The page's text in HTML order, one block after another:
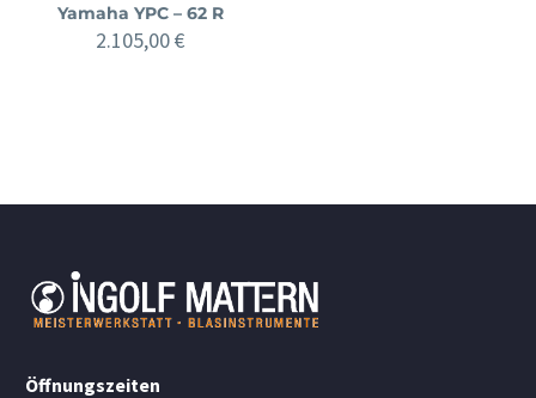
Yamaha YPC – 62 R
2.105,00€
Öffnungszeiten